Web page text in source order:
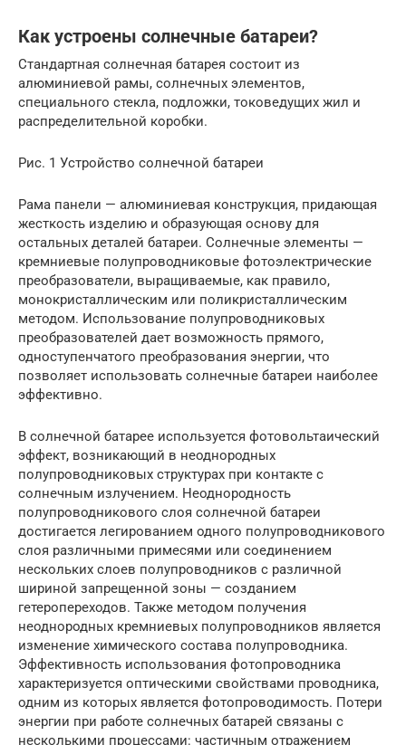
Как устроены солнечные батареи?
Стандартная солнечная батарея состоит из
алюминиевой рамы, солнечных элементов,
специального стекла, подложки, токоведущих жил и
распределительной коробки.
Рис. 1 Устройство солнечной батареи
Рама панели — алюминиевая конструкция, придающая
жесткость изделию и образующая основу для
остальных деталей батареи. Солнечные элементы —
кремниевые полупроводниковые фотоэлектрические
преобразователи, выращиваемые, как правило,
монокристаллическим или поликристаллическим
методом. Использование полупроводниковых
преобразователей дает возможность прямого,
одноступенчатого преобразования энергии, что
позволяет использовать солнечные батареи наиболее
эффективно.
В солнечной батарее используется фотовольтаический
эффект, возникающий в неоднородных
полупроводниковых структурах при контакте с
солнечным излучением. Неоднородность
полупроводникового слоя солнечной батареи
достигается легированием одного полупроводникового
слоя различными примесями или соединением
нескольких слоев полупроводников с различной
шириной запрещенной зоны — созданием
гетеропереходов. Также методом получения
неоднородных кремниевых полупроводников является
изменение химического состава полупроводника.
Эффективность использования фотопроводника
характеризуется оптическими свойствами проводника,
одним из которых является фотопроводимость. Потери
энергии при работе солнечных батарей связаны с
несколькими процессами: частичным отражением